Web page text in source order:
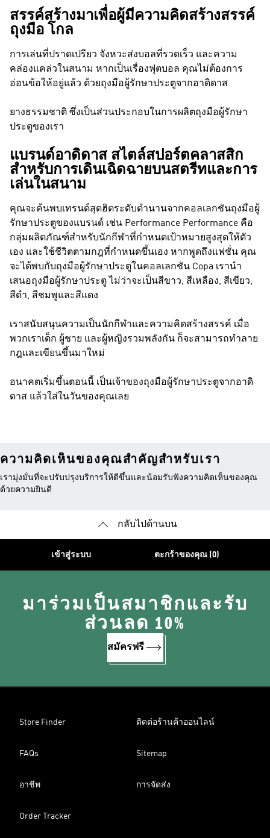
สรรค์สร้างมาเพื่อผู้มีความคิดสร้างสรรค์
ถุงมือ โกล
การเล่นที่ปราดเปรียว จังหวะส่งบอลที่รวดเร็ว และความ
คล่องแคล่วในสนาม หากเป็นเรื่องฟุตบอล คุณไม่ต้องการ
อ่อนข้อให้อยู่แล้ว ด้วยถุงมือผู้รักษาประตูจากอาดิดาส
ยางธรรมชาติ ซึ่งเป็นส่วนประกอบในการผลิตถุงมือผู้รักษา
ประตูของเรา
แบรนด์อาดิดาส สไตล์สปอร์ตคลาสสิก
สำหรับการเดินเฉิดฉายบนสตรีทและการ
เล่นในสนาม
คุณจะค้นพบเทรนด์สุดฮิตระดับตำนานจากคอลเลกชันถุงมือผู้
รักษาประตูของแบรนด์ เช่น Performance Performance คือ
กลุ่มผลิตภัณฑ์สำหรับนักกีฬาที่กำหนดเป้าหมายสูงสุดให้ตัว
เอง และใช้ชีวิตตามกฎที่กำหนดขึ้นเอง หากพูดถึงแฟชั่น คุณ
จะได้พบกับถุงมือผู้รักษาประตูในคอลเลกชัน Copa เรานำ
เสนอถุงมือผู้รักษาประตู ไม่ว่าจะเป็นสีขาว, สีเหลือง, สีเขียว,
สีดำ, สีชมพูและสีแดง
เราสนับสนุนความเป็นนักกีฬาและความคิดสร้างสรรค์ เมื่อ
พวกเราเด็ก ผู้ชาย และผู้หญิงรวมพลังกัน ก็จะสามารถทำลาย
กฎและเขียนขึ้นมาใหม่
อนาคตเริ่มขึ้นตอนนี้ เป็นเจ้าของถุงมือผู้รักษาประตูจากอาดิ
ดาส แล้วใส่ในวันของคุณเลย
ความคิดเห็นของคุณสำคัญสำหรับเรา
เรามุ่งมั่นที่จะปรับปรุงบริการให้ดีขึ้นและน้อมรับฟังความคิดเห็นของคุณ
ด้วยความยินดี
กลับไปด้านบน
เข้าสู่ระบบ ตะกร้าของคุณ (0)
มาร่วมเป็นสมาชิกและรับ
ส่วนลด 10%
สมัครฟรี
Store Finder ติดต่อร้านค้าออนไลน์
FAQs Sitemap
อาชีพ การจัดส่ง
Order Tracker